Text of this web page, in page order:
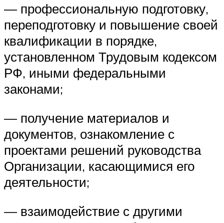
— профессиональную подготовку,
переподготовку и повышение своей
квалификации в порядке,
установленном Трудовым кодексом
РФ, иными федеральными
законами;
— получение материалов и
документов, ознакомление с
проектами решений руководства
Организации, касающимися его
деятельности;
— взаимодействие с другими